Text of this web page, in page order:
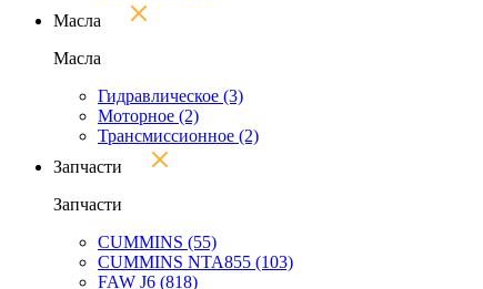
Масла
Масла
Гидравлическое (3)
Моторное (2)
Трансмиссионное (2)
Запчасти
Запчасти
CUMMINS (55)
CUMMINS NTA855 (103)
FAW J6 (818)